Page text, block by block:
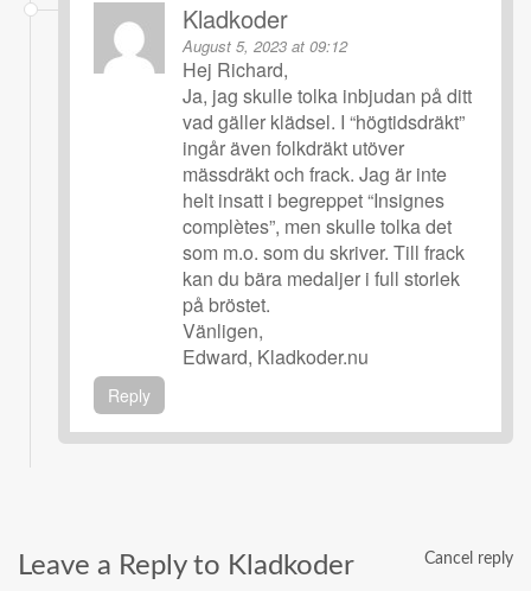
Kladkoder
August 5, 2023 at 09:12
Hej Richard,
Ja, jag skulle tolka inbjudan på ditt
vad gäller klädsel. I “högtidsdräkt”
ingår även folkdräkt utöver
mässdräkt och frack. Jag är inte
helt insatt i begreppet “Insignes
complètes”, men skulle tolka det
som m.o. som du skriver. Till frack
kan du bära medaljer i full storlek
på bröstet.
Vänligen,
Edward, Kladkoder.nu
Reply
Leave a Reply to Kladkoder Cancel reply